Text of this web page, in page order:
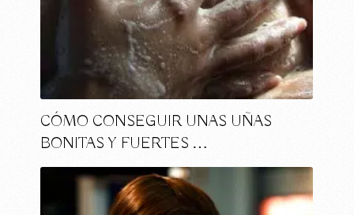
CÓMO CONSEGUIR UNAS UÑAS
BONITAS Y FUERTES …